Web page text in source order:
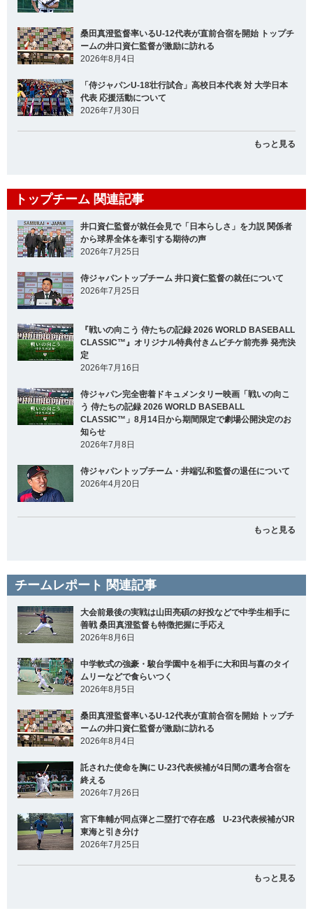
桑田真澄監督率いるU-12代表が直前合宿を開始 トップチ
ームの井口資仁監督が激励に訪れる
2026年8月4日
「侍ジャパンU-18壮行試合」高校日本代表 対 大学日本
代表 応援活動について
2026年7月30日
もっと見る
トップチーム 関連記事
井口資仁監督が就任会見で「日本らしさ」を力説 関係者
から球界全体を牽引する期待の声
2026年7月25日
侍ジャパントップチーム 井口資仁監督の就任について
2026年7月25日
『戦いの向こう 侍たちの記録 2026 WORLD BASEBALL
CLASSIC™』オリジナル特典付きムビチケ前売券 発売決
定
2026年7月16日
侍ジャパン完全密着ドキュメンタリー映画「戦いの向こ
う 侍たちの記録 2026 WORLD BASEBALL
CLASSIC™」8月14日から期間限定で劇場公開決定のお
知らせ
2026年7月8日
侍ジャパントップチーム・井端弘和監督の退任について
2026年4月20日
もっと見る
チームレポート 関連記事
大会前最後の実戦は山田亮碩の好投などで中学生相手に
善戦 桑田真澄監督も特徴把握に手応え
2026年8月6日
中学軟式の強豪・駿台学園中を相手に大和田与喜のタイ
ムリーなどで食らいつく
2026年8月5日
桑田真澄監督率いるU-12代表が直前合宿を開始 トップチ
ームの井口資仁監督が激励に訪れる
2026年8月4日
託された使命を胸に U-23代表候補が4日間の選考合宿を
終える
2026年7月26日
宮下隼輔が同点弾と二塁打で存在感 U-23代表候補がJR
東海と引き分け
2026年7月25日
もっと見る